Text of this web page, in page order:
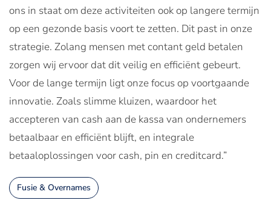
ons in staat om deze activiteiten ook op langere termijn
op een gezonde basis voort te zetten. Dit past in onze
strategie. Zolang mensen met contant geld betalen
zorgen wij ervoor dat dit veilig en efficiënt gebeurt.
Voor de lange termijn ligt onze focus op voortgaande
innovatie. Zoals slimme kluizen, waardoor het
accepteren van cash aan de kassa van ondernemers
betaalbaar en efficiënt blijft, en integrale
betaaloplossingen voor cash, pin en creditcard.”
Fusie & Overnames